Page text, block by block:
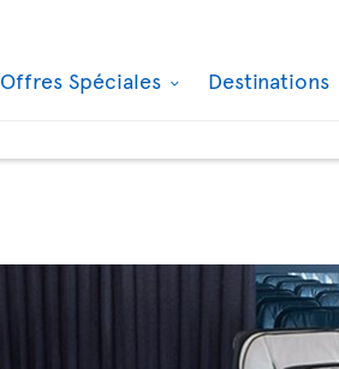
Offres Spéciales Destinations